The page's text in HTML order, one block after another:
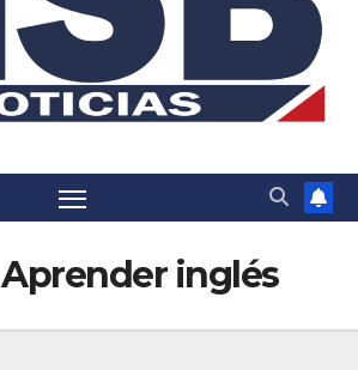
Aprender inglés